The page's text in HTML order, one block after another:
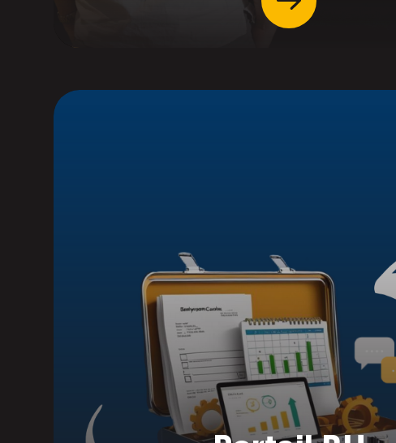
Adhérez
à titre de
Bénéficiez de rabais
En savoir +
Accéder